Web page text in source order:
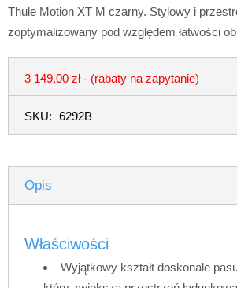
Thule Motion XT M czarny. Stylowy i
zoptymalizowany pod względem łatwości
3 149,00 zł- (rabaty na zapytanie)
SKU: 6292B
Opis
Właściwości
Wyjątkowy kształt doskonale